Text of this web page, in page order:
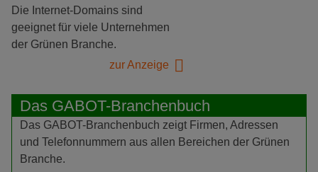
Die Internet-Domains sind
geeignet für viele Unternehmen
der Grünen Branche.
zur Anzeige
Das GABOT-Branchenbuch
Das GABOT-Branchenbuch zeigt Firmen, Adressen
und Telefonnummern aus allen Bereichen der Grünen
Branche.